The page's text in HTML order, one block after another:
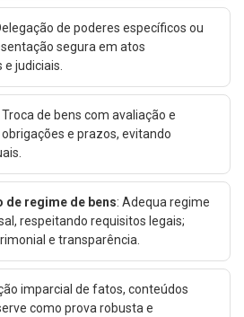
de poderes específicos ou
segura em atos
judiciais.
Troca de bens com avaliação e
e prazos, evitando
de regime de bens: Adequa regime
respeitando requisitos legais;
e transparência.
imparcial de fatos, conteúdos
como prova robusta e